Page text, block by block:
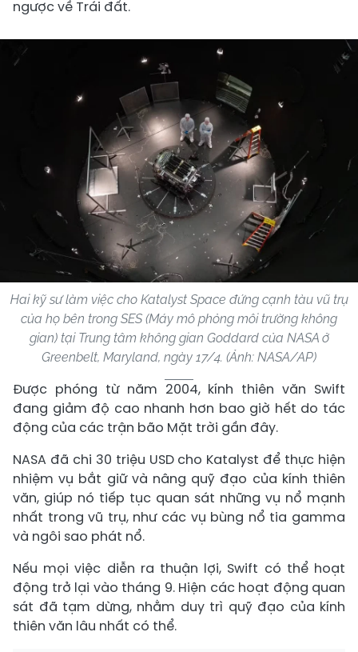
ngược về Trái đất.
Hai kỹ sư làm việc cho Katalyst Space đứng cạnh tàu vũ trụ
của họ bên trong SES (Máy mô phỏng môi trường không
gian) tại Trung tâm không gian Goddard của NASA ở
Greenbelt, Maryland, ngày 17/4. (Ảnh: NASA/AP)
Được phóng từ năm 2004, kính thiên văn Swift
đang giảm độ cao nhanh hơn bao giờ hết do tác
động của các trận bão Mặt trời gần đây.
NASA đã chi 30 triệu USD cho Katalyst để thực hiện
nhiệm vụ bắt giữ và nâng quỹ đạo của kính thiên
văn, giúp nó tiếp tục quan sát những vụ nổ mạnh
nhất trong vũ trụ, như các vụ bùng nổ tia gamma
và ngôi sao phát nổ.
Nếu mọi việc diễn ra thuận lợi, Swift có thể hoạt
động trở lại vào tháng 9. Hiện các hoạt động quan
sát đã tạm dừng, nhằm duy trì quỹ đạo của kính
thiên văn lâu nhất có thể.